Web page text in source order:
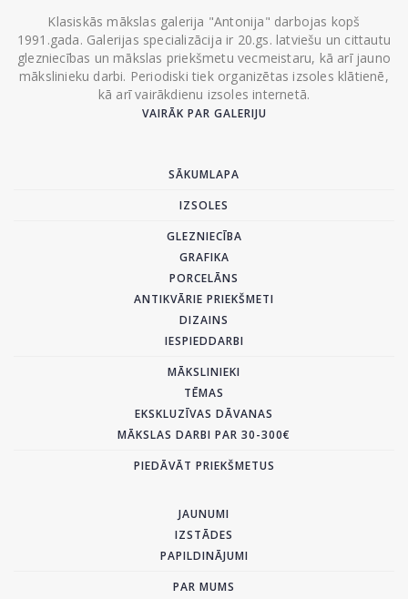
Klasiskās mākslas galerija "Antonija" darbojas kopš
1991.gada. Galerijas specializācija ir 20.gs. latviešu un cittautu
glezniecības un mākslas priekšmetu vecmeistaru, kā arī jauno
mākslinieku darbi. Periodiski tiek organizētas izsoles klātienē,
kā arī vairākdienu izsoles internetā.
VAIRĀK PAR GALERIJU
SĀKUMLAPA
IZSOLES
GLEZNIECĪBA
GRAFIKA
PORCELĀNS
ANTIKVĀRIE PRIEKŠMETI
DIZAINS
IESPIEDDARBI
MĀKSLINIEKI
TĒMAS
EKSKLUZĪVAS DĀVANAS
MĀKSLAS DARBI PAR 30-300€
PIEDĀVĀT PRIEKŠMETUS
JAUNUMI
IZSTĀDES
PAPILDINĀJUMI
PAR MUMS